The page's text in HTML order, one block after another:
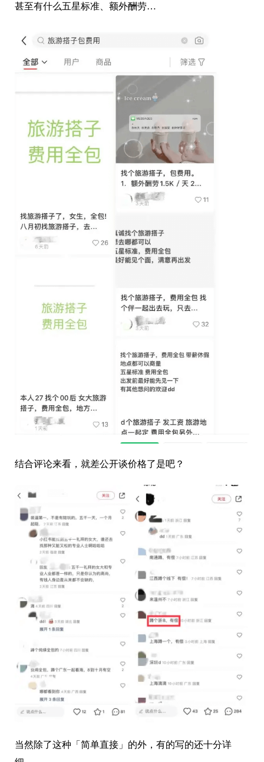
甚至有什么五星标准、额外酬劳…
结合评论来看，就差公开谈价格了是吧？
当然除了这种「简单直接」的外，有的写的还十分详